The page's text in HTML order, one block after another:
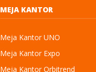
MEJA KANTOR
Meja Kantor UNO
Meja Kantor Expo
Meja Kantor Orbitrend